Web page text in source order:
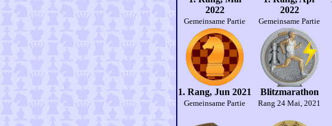
2022
Gemeinsame Partie
2022
Gemeinsame Partie
1. Rang, Jun 2021
Gemeinsame Partie
Blitzmarathon
Rang 24 Mai, 2021